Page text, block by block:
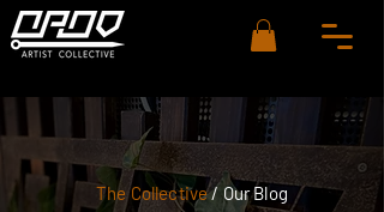
The Collective/ Our Blog